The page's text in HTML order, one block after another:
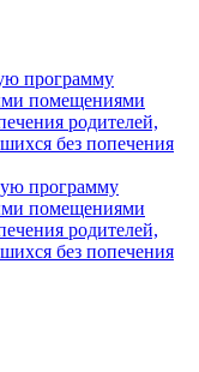
программу
помещениями
родителей,
без попечения
программу
помещениями
родителей,
без попечения